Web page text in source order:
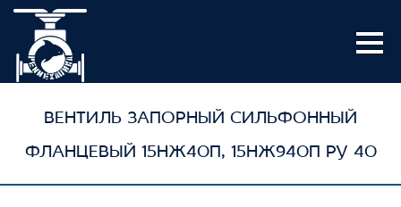
ВЕНТИЛЬ ЗАПОРНЫЙ СИЛЬФОННЫЙ
ФЛАНЦЕВЫЙ 15НЖ40П, 15НЖ940П РУ 40